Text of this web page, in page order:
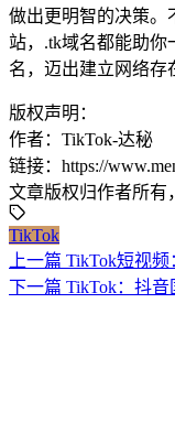
做出更明智的决策。
站，.tk域名都能助
名，迈出建立网络存
版权声明：
作者：TikTok-达秘
链接：https://
文章版权归作者所有
TikTok
上一篇 TikTok短视
下一篇 TikTok：抖